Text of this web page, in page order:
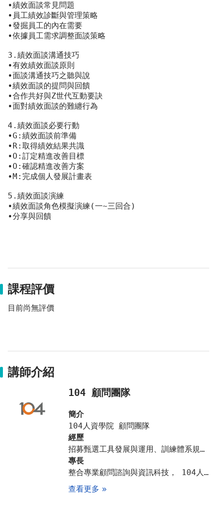
•績效面談常見問題
•員工績效診斷與管理策略
•發掘員工的內在需要
•依據員工需求調整面談策略
•有效績效面談原則
•面談溝通技巧之聽與說
•績效面談的提問與回饋
•合作共好與Z世代互動要訣
•面對績效面談的難纏行為
•G:績效面談前準備
•R:取得績效結果共識
•O:訂定精進改善目標
•O:確認精進改善方案
•M:完成個人發展計畫表
•績效面談角色模擬演練(一~三回合)
•分享與回饋
課程評價
目前尚無評價
講師介紹
104 顧問團隊
簡介
104人資學院 顧問團隊
經歷
招募甄選工具發展與運用、訓練體系規劃與課程導入、多角度評鑑系統、職能專案導入與應用、性格測驗導入與報表解讀
專長
整合專業顧問諮詢與資訊科技， 104人資學院開發一系列人資單位暨企業專屬的e化資訊系統、管理諮詢工具、人才評鑑工具及職能發展系列課程，同時並提供專業法令諮詢顧問團隊的服務。透過我們Domain Know-How的轉移，協助人資部門成為內部專家，並扮演好策略性人資管理的角色、充分管理變革，以卓越績效為企業創造最大價值與競爭優勢。
查看更多